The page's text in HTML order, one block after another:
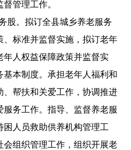
管理工作。
股。拟订全县城乡养老服务
、标准并监督实施，拟订老年
年人权益保障政策并监督实
基本制度。承担老年人福利和
、帮扶和关爱工作，协调推进
服务工作。指导、监督养老服
困人员救助供养机构管理工
会组织管理工作，组织开展老